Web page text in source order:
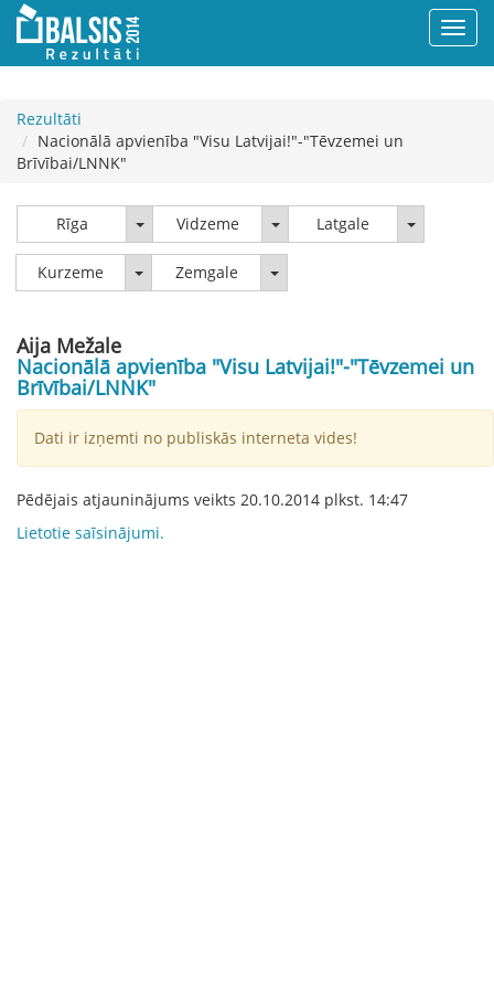
Rezultāti
Nacionālā apvienība "Visu Latvijai!"-"Tēvzemei un
Brīvībai/LNNK"
Rīga Rīga Vidzeme VidzemeLatgale Latgale
Kurzeme KurzemeZemgale Zemgale
Aija Mežale
Nacionālā apvienība "Visu Latvijai!"-"Tēvzemei un
Brīvībai/LNNK"
Dati ir izņemti no publiskās interneta vides!
Pēdējais atjauninājums veikts 20.10.2014 plkst. 14:47
Lietotie saīsinājumi.